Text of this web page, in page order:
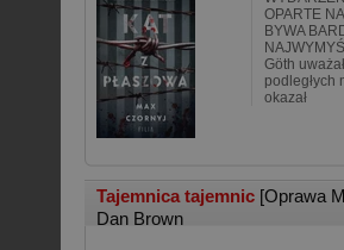
OPARTE
BYWA
Göth
podległych
okazał
Tajemnica tajemnic [Oprawa
Dan Brown